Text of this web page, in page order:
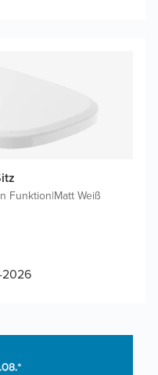
Funktion|Matt Weiß
2026